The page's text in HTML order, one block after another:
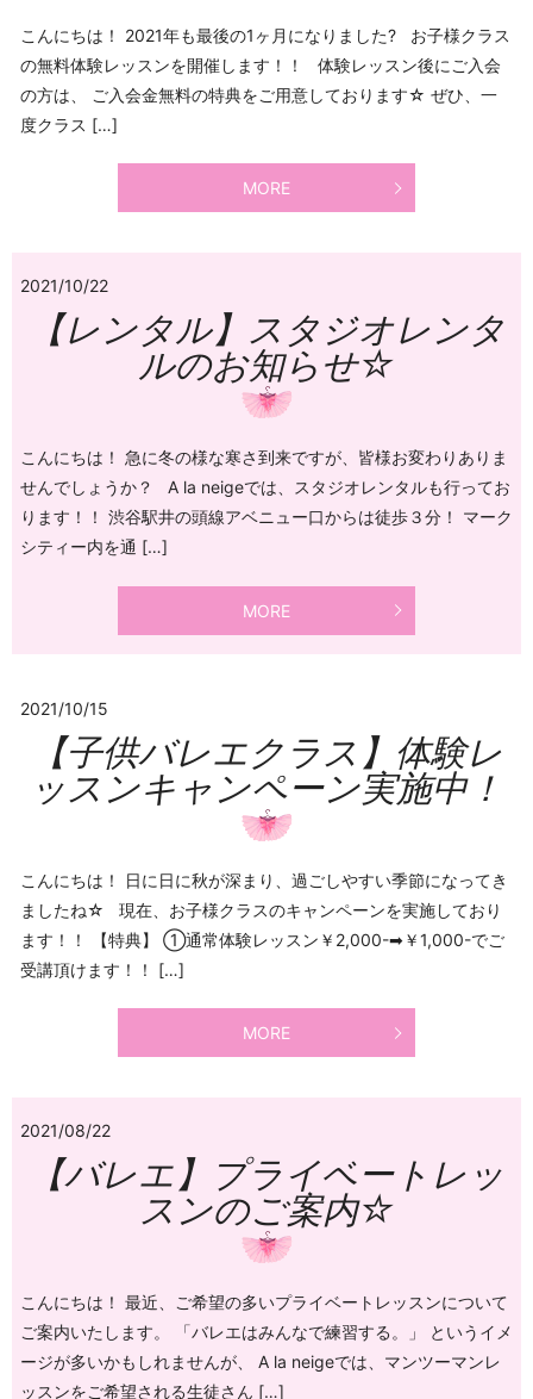
こんにちは！ 2021年も最後の1ヶ月になりました? お子様クラス
の無料体験レッスンを開催します！！ 体験レッスン後にご入会
の方は、 ご入会金無料の特典をご用意しております☆ ぜひ、一
度クラス […]
MORE
2021/10/22
【レンタル】スタジオレンタ
ルのお知らせ☆
こんにちは！ 急に冬の様な寒さ到来ですが、皆様お変わりありま
せんでしょうか？ A la neigeでは、スタジオレンタルも行ってお
ります！！ 渋谷駅井の頭線アベニュー口からは徒歩３分！ マーク
シティー内を通 […]
MORE
2021/10/15
【子供バレエクラス】体験レ
ッスンキャンペーン実施中！
こんにちは！ 日に日に秋が深まり、過ごしやすい季節になってき
ましたね☆ 現在、お子様クラスのキャンペーンを実施しており
ます！！ 【特典】 ①通常体験レッスン￥2,000-➡￥1,000-でご
受講頂けます！！ […]
MORE
2021/08/22
【バレエ】プライベートレッ
スンのご案内☆
こんにちは！ 最近、ご希望の多いプライベートレッスンについて
ご案内いたします。 「バレエはみんなで練習する。」 というイメ
ージが多いかもしれませんが、 A la neigeでは、マンツーマンレ
ッスンをご希望される生徒さん […]